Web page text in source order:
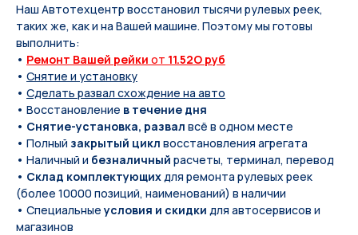
Наш Автотехцентр восстановил тысячи рулевых реек,
таких же, как и на Вашей машине. Поэтому мы готовы
выполнить:
• Ремонт Вашей рейки от 11.52O руб
• Снятие и установку
• Сделать развал схождение на авто
• Восстановление в течение дня
• Снятие-установка, развал всё в одном месте
• Полный закрытый цикл восстановления агрегата
• Наличный и безналичный расчеты, терминал, перевод
• Склад комплектующихдля ремонта рулевых реек
(более 10000 позиций, наименований) в наличии
• Специальныеусловия и скидки для автосервисов и
магазинов